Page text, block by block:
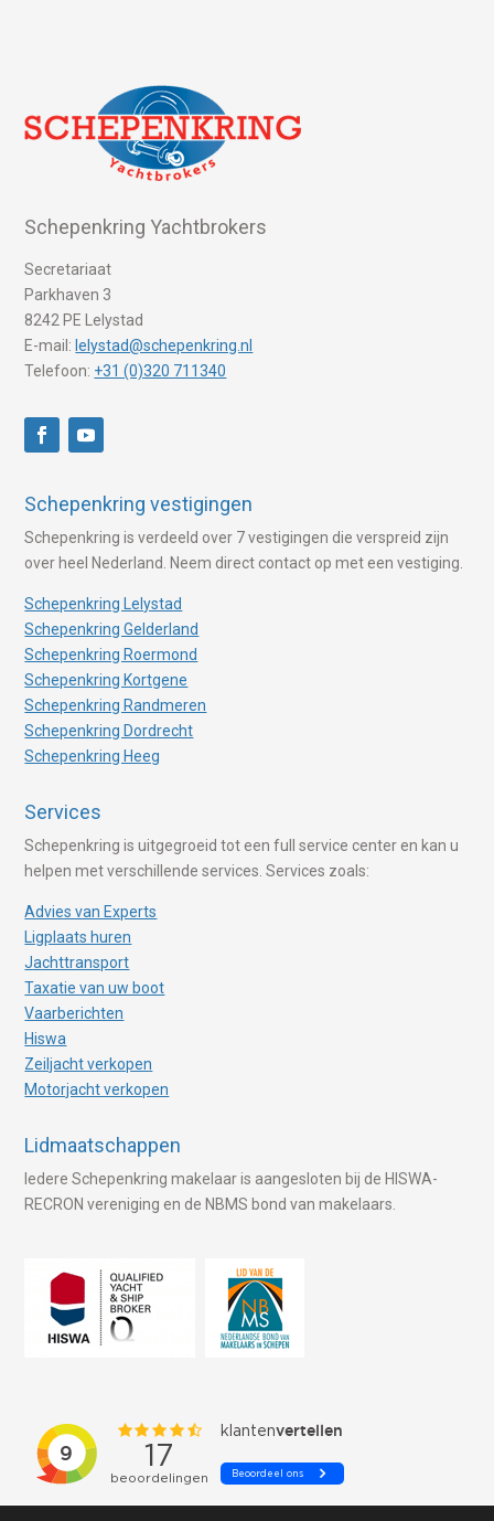
Schepenkring Yachtbrokers
Secretariaat
Parkhaven 3
8242 PE Lelystad
E-mail: lelystad@schepenkring.nl
Telefoon: +31 (0)320 711340
Schepenkring vestigingen
Schepenkring is verdeeld over 7 vestigingen die verspreid zijn
over heel Nederland. Neem direct contact op met een vestiging.
Schepenkring Lelystad
Schepenkring Gelderland
Schepenkring Roermond
Schepenkring Kortgene
Schepenkring Randmeren
Schepenkring Dordrecht
Schepenkring Heeg
Services
Schepenkring is uitgegroeid tot een full service center en kan u
helpen met verschillende services. Services zoals:
Advies van Experts
Ligplaats huren
Jachttransport
Taxatie van uw boot
Vaarberichten
Hiswa
Zeiljacht verkopen
Motorjacht verkopen
Lidmaatschappen
Iedere Schepenkring makelaar is aangesloten bij de HISWA-
RECRON vereniging en de NBMS bond van makelaars.